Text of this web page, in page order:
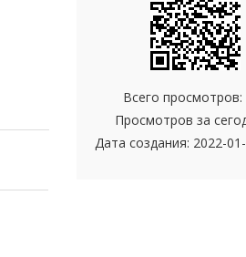
Всего просмотров:
Просмотров за
Дата создания: 2022-